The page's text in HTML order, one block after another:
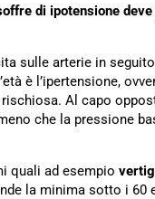
di ipotensione
sulle arterie in
è l’ipertensione,
Al capo
che la pressione
quali ad esempio
la minima sotto i